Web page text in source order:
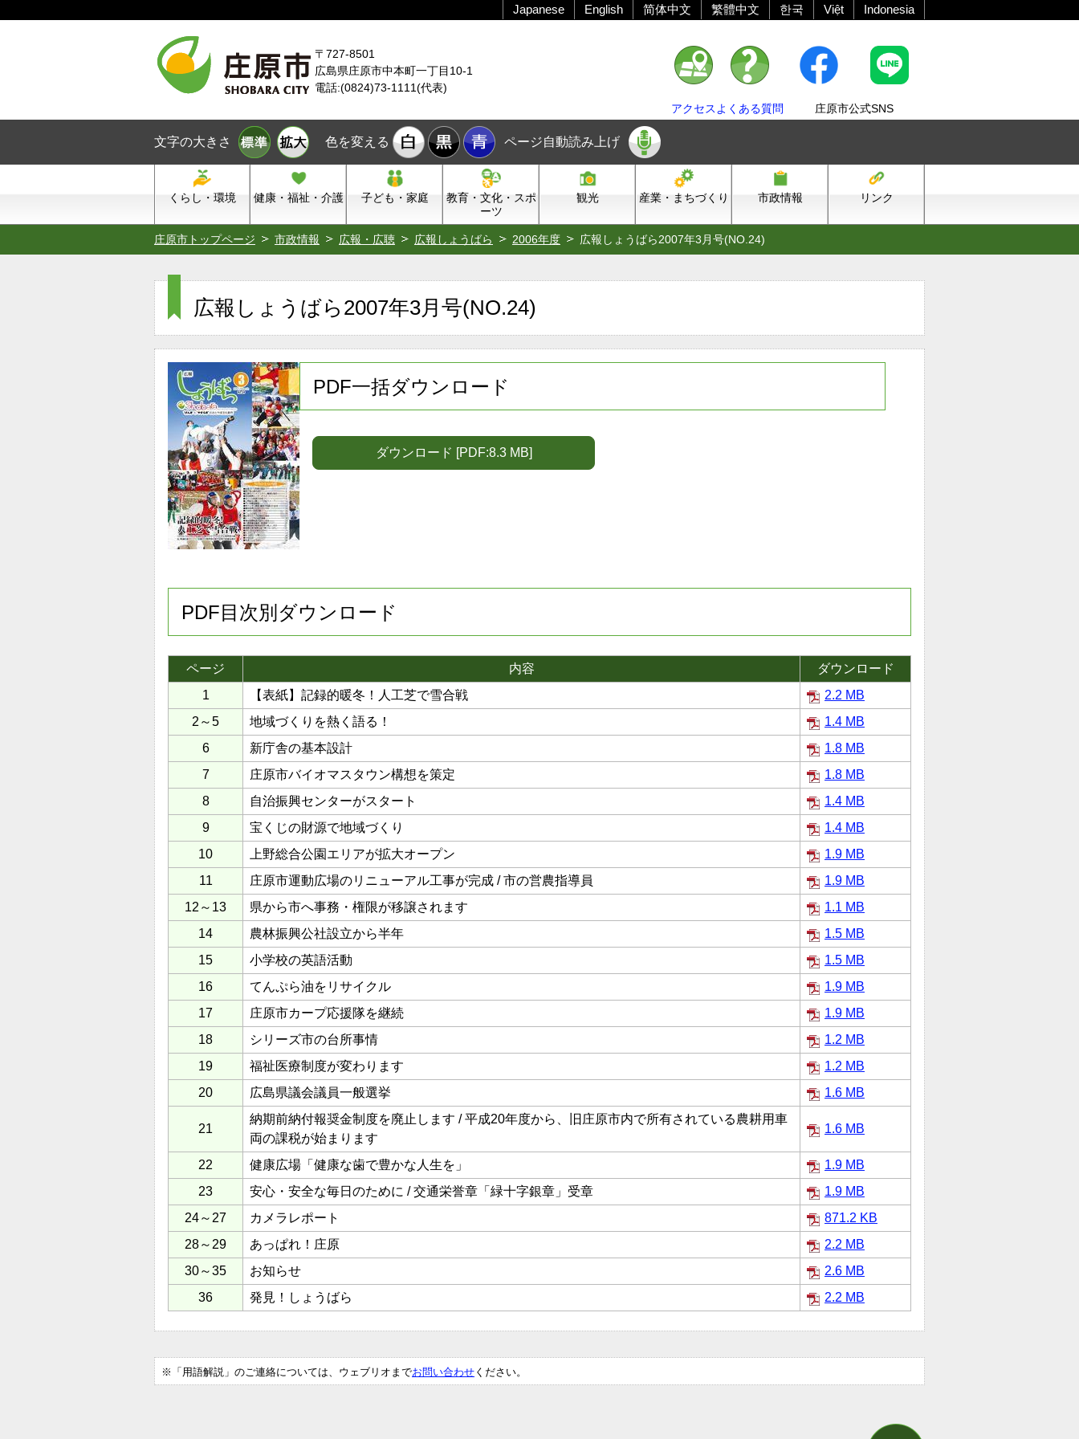
Japanese English 简体中文 繁體中文 한국 Việt Indonesia
〒727-8501
広島県庄原市中本町一丁目10-1
電話:(0824)73-1111(代表)
アクセス よくある質問 庄原市公式SNS
文字の大きさ 色を変える ページ自動読み上げ
くらし・環境 健康・福祉・介護 子ども・家庭
教育・文化・スポ
ーツ
観光 産業・まちづくり 市政情報 リンク
庄原市トップページ 市政情報 広報・広聴 広報しょうばら 2006年度 広報しょうばら2007年3月号(NO.24)
広報しょうばら2007年3月号(NO.24)
PDF一括ダウンロード
ダウンロード [PDF:8.3 MB]
PDF目次別ダウンロード
ページ 内容
ダウンロード
1
【表紙】記録的暖冬！人工芝で雪合戦
2.2 MB
2～5
地域づくりを熱く語る！
1.4 MB
6
新庁舎の基本設計
1.8 MB
7
庄原市バイオマスタウン構想を策定
1.8 MB
8
自治振興センターがスタート
1.4 MB
9
宝くじの財源で地域づくり
1.4 MB
10
上野総合公園エリアが拡大オープン
1.9 MB
11
庄原市運動広場のリニューアル工事が完成 / 市の営農指導員
1.9 MB
12～13
県から市へ事務・権限が移譲されます
1.1 MB
14
農林振興公社設立から半年
1.5 MB
15
小学校の英語活動
1.5 MB
16
てんぷら油をリサイクル
1.9 MB
17
庄原市カープ応援隊を継続
1.9 MB
18
シリーズ市の台所事情
1.2 MB
19
福祉医療制度が変わります
1.2 MB
20
広島県議会議員一般選挙 1.6 MB
21
納期前納付報奨金制度を廃止します / 平成20年度から、旧庄原市内で所有されている農耕用車
両の課税が始まります
1.6 MB
22 健康広場「健康な歯で豊かな人生を」
1.9 MB
23
安心・安全な毎日のために / 交通栄誉章「緑十字銀章」受章
1.9 MB
24～27
カメラレポート
871.2 KB
28～29
あっぱれ！庄原
2.2 MB
30～35
お知らせ
2.6 MB
36
発見！しょうばら 2.2 MB
※「用語解説」のご連絡については、ウェブリオまでお問い合わせ ください。